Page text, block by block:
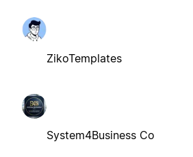
ZikoTemplates
System4Business Co